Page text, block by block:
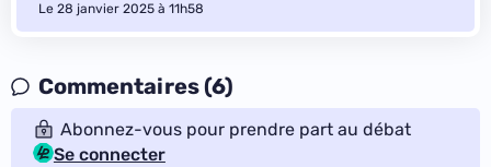
Le 28 janvier 2025 à 11h58
Commentaires (6)
Abonnez-vous pour prendre part au débat
Se connecter